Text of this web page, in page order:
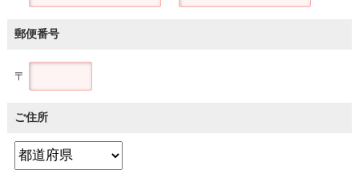
郵便番号
〒
ご住所